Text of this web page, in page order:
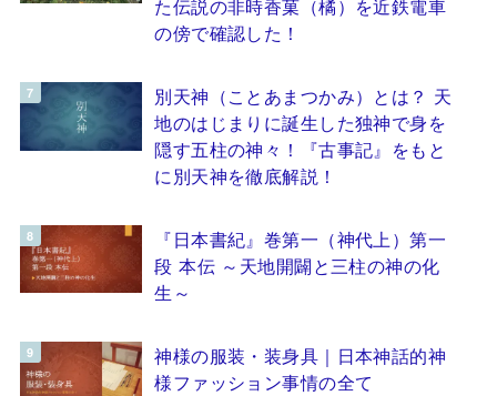
た伝説の非時香菓（橘）を近鉄電車
の傍で確認した！
別天神（ことあまつかみ）とは？ 天
地のはじまりに誕生した独神で身を
隠す五柱の神々！『古事記』をもと
に別天神を徹底解説！
『日本書紀』巻第一（神代上）第一
段 本伝 ～天地開闢と三柱の神の化
生～
神様の服装・装身具｜日本神話的神
様ファッション事情の全て